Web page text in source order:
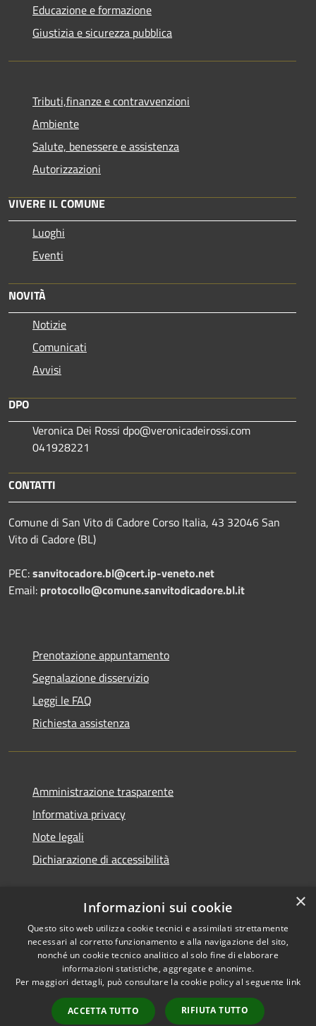
Educazione e formazione
Giustizia e sicurezza pubblica
Tributi,finanze e contravvenzioni
Ambiente
Salute, benessere e assistenza
Autorizzazioni
VIVERE IL COMUNE
Luoghi
Eventi
NOVITÀ
Notizie
Comunicati
Avvisi
DPO
Veronica Dei Rossi dpo@veronicadeirossi.com
041928221
CONTATTI
Comune di San Vito di Cadore Corso Italia, 43 32046 San
Vito di Cadore (BL)
PEC:sanvitocadore.bl@cert.ip-veneto.net
Email: protocollo@comune.sanvitodicadore.bl.it
Prenotazione appuntamento
Segnalazione disservizio
Leggi le FAQ
Richiesta assistenza
Amministrazione trasparente
Informativa privacy
Note legali
Dichiarazione di accessibilità
RSS
Accessibilità
Copyright © 2026 • Comune di
byMunicipium
Accesso
×
Informazioni sui cookie
Questo sito web utilizza cookie tecnici e assimilati strettamente
necessari al corretto funzionamento e alla navigazione del sito,
nonché un cookie tecnico analitico al solo fine di elaborare
informazioni statistiche, aggregate e anonime.
Per maggiori dettagli, può consultare la cookie policy al seguente link
ACCETTA TUTTO RIFIUTA TUTTO